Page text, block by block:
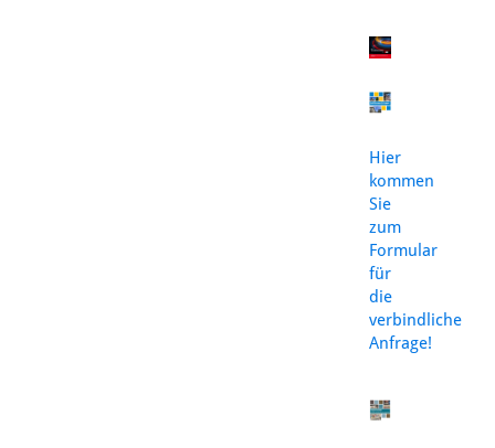
Hier
kommen
Sie
zum
Formular
für
die
verbindliche
Anfrage!